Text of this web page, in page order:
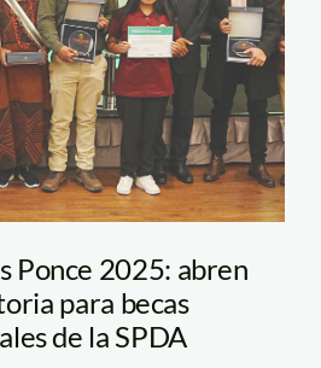
Ponce 2025: abren
para becas
de la SPDA